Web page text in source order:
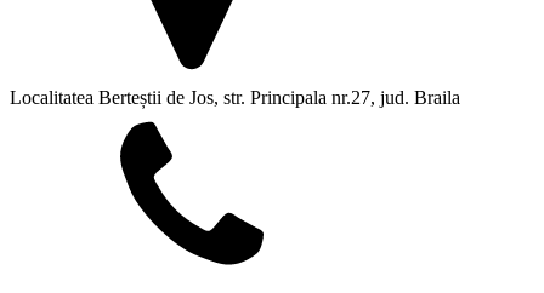
Localitatea Berteștii de Jos, str. Principala nr.27, jud. Braila